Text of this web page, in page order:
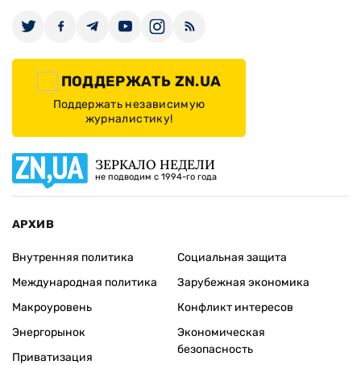
ПОДДЕРЖАТЬ ZN.UA
Поддержать независимую
журналистику!
ЗЕРКАЛО НЕДЕЛИ
не подводим с 1994-го года
АРХИВ
Внутренняя политика
Международная политика
Макроуровень
Энергорынок
Приватизация
Социальная защита
Зарубежная экономика
Конфликт интересов
Экономическая
безопасность